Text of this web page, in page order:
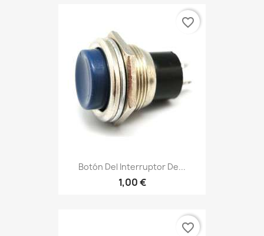
Botón Del Interruptor De...
1,00 €
favorite_border
favorite_border